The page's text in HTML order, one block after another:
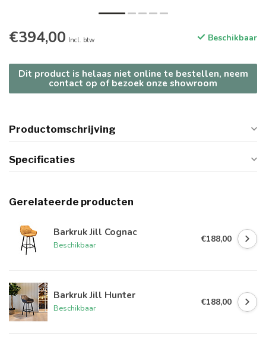
€394,00 Incl. btw Beschikbaar
Dit product is helaas niet online te bestellen, neem
contact op of bezoek onze showroom
Productomschrijving
Specificaties
Gerelateerde producten
Barkruk Jill Cognac
Beschikbaar
€188,00
Barkruk Jill Hunter
Beschikbaar
€188,00